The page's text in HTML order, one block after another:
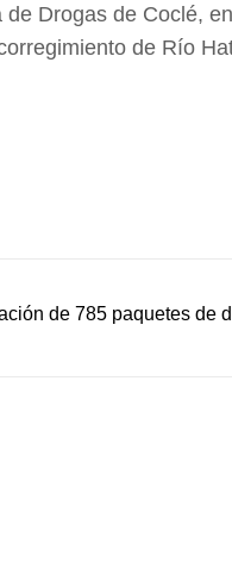
Drogas de Coclé,
de Río
de 785 paquetes de